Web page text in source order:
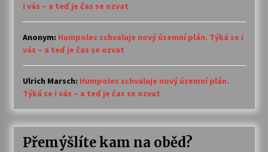
i vás – a teď je čas se ozvat
Anonym: Humpolec schvaluje nový územní plán. Týká se i
vás – a teď je čas se ozvat
Ulrich Marsch: Humpolec schvaluje nový územní plán.
Týká se i vás – a teď je čas se ozvat
Přemýšlíte kam na oběd?